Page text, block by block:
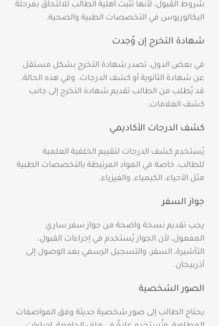
شروط القبول، لأنها تثبت أهلية الطالب للالتحاق بمرحلة
البكالوريوس في التخصصات الطبية والصحية.
شهادة التخرج إن وُجدت
في بعض الدول، تصدر شهادة التخرج بشكل مستقل
عن شهادة الثانوية أو كشف الدرجات. وفي هذه الحالة،
قد يُطلب من الطالب تقديم شهادة التخرج إلى جانب
كشف العلامات.
كشف الدرجات الأكاديمي
يُستخدم كشف الدرجات لتقييم الخلفية العلمية
للطالب، خاصة في المواد المرتبطة بالتخصصات الطبية
مثل الأحياء، الكيمياء، والفيزياء.
جواز السفر
يجب تقديم نسخة واضحة من جواز سفر ساري
المفعول، لأن الجواز يُستخدم في إجراءات القبول،
التأشيرة، السفر، والتسجيل الرسمي بعد الوصول إلى
أذربيجان.
الصور الشخصية
يحتاج الطالب إلى صور شخصية حديثة وفق المواصفات